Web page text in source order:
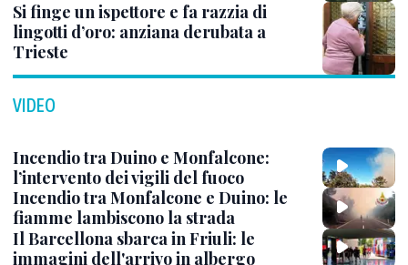
Si finge un ispettore e fa razzia di
lingotti d’oro: anziana derubata a
Trieste
VIDEO
Incendio tra Duino e Monfalcone:
l’intervento dei vigili del fuoco
Incendio tra Monfalcone e Duino: le
fiamme lambiscono la strada
Il Barcellona sbarca in Friuli: le
immagini dell'arrivo in albergo